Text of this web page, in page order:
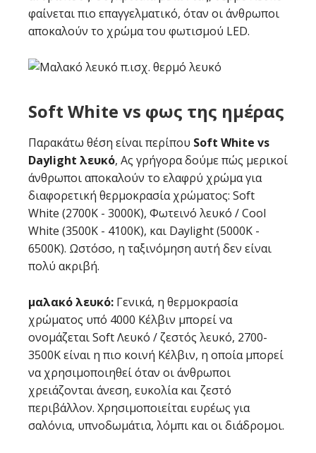
φαίνεται πιο επαγγελματικό, όταν οι άνθρωποι
αποκαλούν το χρώμα του φωτισμού LED.
Soft White vs φως της ημέρας
Παρακάτω θέση είναι περίπου Soft White vs
Daylight λευκό, Ας γρήγορα δούμε πώς μερικοί
άνθρωποι αποκαλούν το ελαφρύ χρώμα για
διαφορετική θερμοκρασία χρώματος: Soft
White (2700K - 3000K), Φωτεινό λευκό / Cool
White (3500K - 4100K), και Daylight (5000K -
6500K). Ωστόσο, η ταξινόμηση αυτή δεν είναι
πολύ ακριβή.
μαλακό λευκό: Γενικά, η θερμοκρασία
χρώματος υπό 4000 Κέλβιν μπορεί να
ονομάζεται Soft Λευκό / ζεστός λευκό, 2700-
3500K είναι η πιο κοινή Κέλβιν, η οποία μπορεί
να χρησιμοποιηθεί όταν οι άνθρωποι
χρειάζονται άνεση, ευκολία και ζεστό
περιβάλλον. Χρησιμοποιείται ευρέως για
σαλόνια, υπνοδωμάτια, λόμπι και οι διάδρομοι.